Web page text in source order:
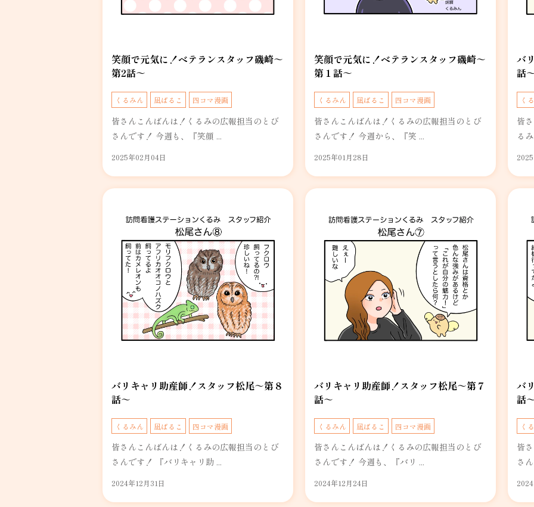
笑顔で元気に！ベテランスタッフ磯崎～
第2話～
くるみん 凪ぱるこ 四コマ漫画
皆さんこんばんは！くるみの広報担当のとび
さんです！ 今週も、『笑顔 ...
2025年02月04日
笑顔で元気に！ベテランスタッフ磯崎～
第１話～
くるみん 凪ぱるこ 四コマ漫画
皆さんこんばんは！くるみの広報担当のとび
さんです！ 今週から、『笑 ...
2025年01月28日
バ
話
く
皆
る
バリキャリ助産師！スタッフ松尾～第８
話～
くるみん 凪ぱるこ 四コマ漫画
皆さんこんばんは！くるみの広報担当のとび
さんです！ 『バリキャリ助 ...
2024年12月31日
バリキャリ助産師！スタッフ松尾～第７
話～
くるみん 凪ぱるこ 四コマ漫画
皆さんこんばんは！くるみの広報担当のとび
さんです！ 今週も、『バリ ...
2024年12月24日
バ
話
く
皆
さ